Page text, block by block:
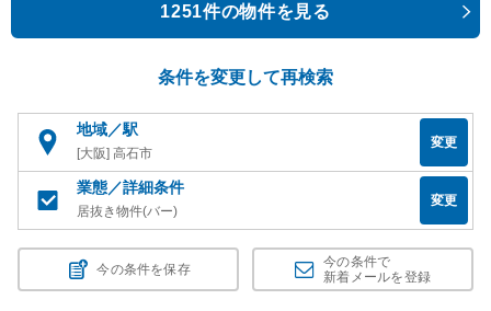
1251件の物件を見る
条件を変更して再検索
地域／駅
[大阪] 高石市
変更
業態／詳細条件
居抜き物件(バー)
変更
今の条件を保存
今の条件で
新着メールを登録